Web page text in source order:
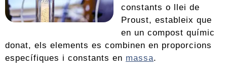
constants o llei de
Proust, estableix que
en un compost químic
donat, els elements es combinen en proporcions
específiques i constants en massa.